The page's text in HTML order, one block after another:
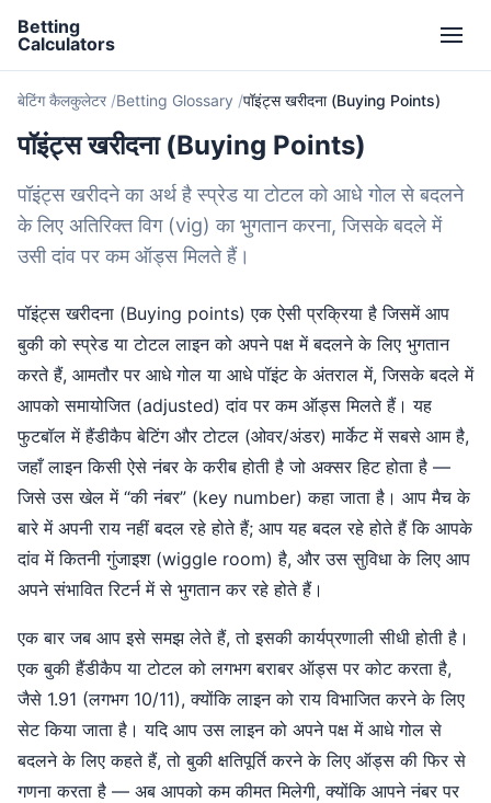
Betting
Calculators
बेटिंग कैलकुलेटर Betting Glossary पॉइंट्स खरीदना (Buying Points)
पॉइंट्स खरीदना (Buying Points)
पॉइंट्स खरीदने का अर्थ है स्प्रेड या टोटल को आधे गोल से बदलने
के लिए अतिरिक्त विग (vig) का भुगतान करना, जिसके बदले में
उसी दांव पर कम ऑड्स मिलते हैं।
पॉइंट्स खरीदना (Buying points) एक ऐसी प्रक्रिया है जिसमें आप
बुकी को स्प्रेड या टोटल लाइन को अपने पक्ष में बदलने के लिए भुगतान
करते हैं, आमतौर पर आधे गोल या आधे पॉइंट के अंतराल में, जिसके बदले में
आपको समायोजित (adjusted) दांव पर कम ऑड्स मिलते हैं। यह
फुटबॉल में हैंडीकैप बेटिंग और टोटल (ओवर/अंडर) मार्केट में सबसे आम है,
जहाँ लाइन किसी ऐसे नंबर के करीब होती है जो अक्सर हिट होता है —
जिसे उस खेल में “की नंबर” (key number) कहा जाता है। आप मैच के
बारे में अपनी राय नहीं बदल रहे होते हैं; आप यह बदल रहे होते हैं कि आपके
दांव में कितनी गुंजाइश (wiggle room) है, और उस सुविधा के लिए आप
अपने संभावित रिटर्न में से भुगतान कर रहे होते हैं।
एक बार जब आप इसे समझ लेते हैं, तो इसकी कार्यप्रणाली सीधी होती है।
एक बुकी हैंडीकैप या टोटल को लगभग बराबर ऑड्स पर कोट करता है,
जैसे 1.91 (लगभग 10/11), क्योंकि लाइन को राय विभाजित करने के लिए
सेट किया जाता है। यदि आप उस लाइन को अपने पक्ष में आधे गोल से
बदलने के लिए कहते हैं, तो बुकी क्षतिपूर्ति करने के लिए ऑड्स की फिर से
गणना करता है — अब आपको कम कीमत मिलेगी, क्योंकि आपने नंबर पर